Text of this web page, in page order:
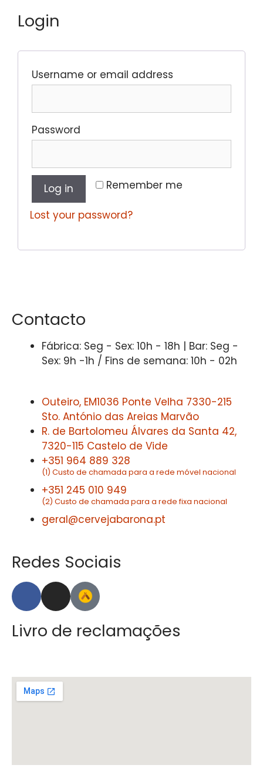
Login
Username or email address
Password
Remember me
Log in
Lost your password?
Contacto
Fábrica: Seg - Sex: 10h - 18h | Bar: Seg -
Sex: 9h -1h / Fins de semana: 10h - 02h
Outeiro, EM1036 Ponte Velha 7330-215
Sto. António das Areias Marvão
R. de Bartolomeu Álvares da Santa 42,
7320-115 Castelo de Vide
+351 964 889 328
(1) Custo de chamada para a rede móvel nacional
+351 245 010 949
(2) Custo de chamada para a rede fixa nacional
geral@cervejabarona.pt
Redes Sociais
Livro de reclamações